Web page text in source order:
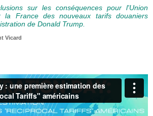
sur les conséquences pour l'Union
la France des nouveaux tarifs douaniers
de Donald Trump.
Vicard